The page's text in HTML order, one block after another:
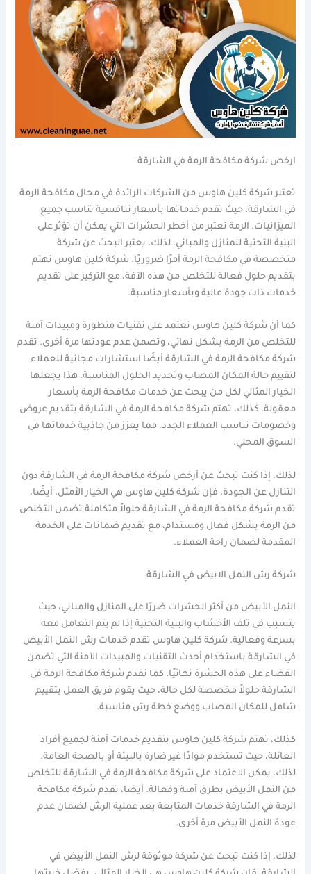
ارخص شركة مكافحة الرمة في الشارقة
تعتبر شركة كلين هاوس من الشركات الرائدة في مجال مكافحة الرمة
في الشارقة، حيث تقدم خدماتها بأسعار تنافسية تناسب جميع
الميزانيات. الرمة تعتبر من أخطر الحشرات التي يمكن أن تؤثر على
البنية التحتية للمنازل والمباني. لذلك، يعتبر البحث عن شركة
متخصصة في مكافحة الرمة أمرًا ضروريًا. شركة كلين هاوس تهتم
بتقديم حلول فعالة للتخلص من هذه الآفة، مع التركيز على تقديم
خدمات ذات جودة عالية وبأسعار مناسبة.
كما أن شركة كلين هاوس تعتمد على تقنيات متطورة ومبيدات آمنة
للتخلص من الرمة بشكل نهائي، وتضمن عدم عودتها مرة أخرى. تقدم
شركة مكافحة الرمة في الشارقة أيضًا استشارات مجانية للعملاء
لتقييم حالة المكان المصاب وتحديد الحلول المناسبة. هذا يجعلها
الخيار المثالي لكل من يبحث عن خدمات مكافحة الرمة بأسعار
معقولة. كذلك، تهتم شركة مكافحة الرمة في الشارقة بتقديم عروض
وخصومات تناسب العملاء الجدد، مما يعزز من جاذبية خدماتها في
السوق المحلي.
لذلك، إذا كنت تبحث عن أرخص شركة مكافحة الرمة في الشارقة دون
التنازل عن الجودة، فإن شركة كلين هاوس هي الخيار الأمثل. أيضًا،
تقدم شركة مكافحة الرمة في الشارقة حلولاً متكاملة تضمن التخلص
من الرمة بشكل فعال ومستدام، مع تقديم ضمانات على الخدمة
المقدمة لضمان راحة العملاء.
شركة رش النمل الابيض في الشارقة
النمل الأبيض من أكثر الحشرات ضررًا على المنازل والمباني، حيث
يتسبب في تلف الأخشاب والبنية التحتية إذا لم يتم التعامل معه
بسرعة وفعالية. شركة كلين هاوس تقدم خدمات رش النمل الأبيض
في الشارقة باستخدام أحدث التقنيات والمبيدات الآمنة التي تضمن
القضاء على هذه الحشرة نهائيًا. كما تقدم شركة مكافحة الرمة في
الشارقة حلولاً مخصصة لكل حالة، حيث يقوم فريق العمل بتقييم
شامل للمكان المصاب ووضع خطة رش مناسبة.
كذلك، تهتم شركة كلين هاوس بتقديم خدمات آمنة لجميع أفراد
العائلة، حيث تستخدم موادًا غير ضارة بالبيئة أو بالصحة العامة.
لذلك، يمكن الاعتماد على شركة مكافحة الرمة في الشارقة للتخلص
من النمل الأبيض بطرق آمنة وفعالة. أيضا، تقدم شركة مكافحة
الرمة في الشارقة خدمات المتابعة بعد عملية الرش لضمان عدم
عودة النمل الأبيض مرة أخرى.
لذلك، إذا كنت تبحث عن شركة موثوقة لرش النمل الأبيض في